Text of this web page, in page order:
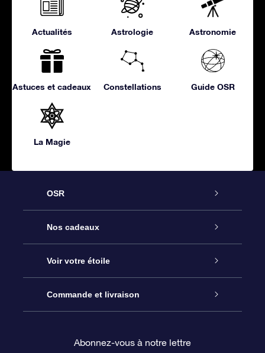
Actualités Astrologie Astronomie
Astuces et cadeaux Constellations Guide OSR
La Magie
OSR
Service
À propos de l’OSR
Nous contacter
Nos cadeaux
Cadeau d’étoile en ligne
Coffret cadeau OSR
Voir votre étoile
Registre des étoiles
Commande et livraison
Abonnez-vous à notre lettre